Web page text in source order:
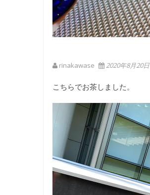
rinakawase 2020年8月20日
こちらでお茶しました。